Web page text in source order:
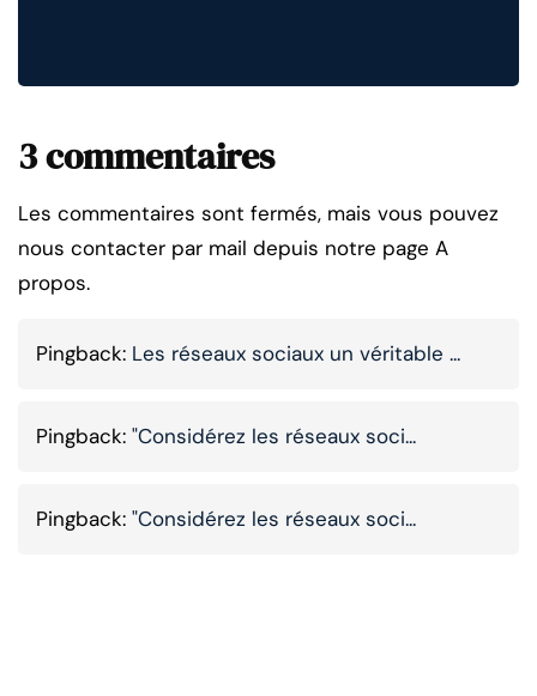
3 commentaires
Les commentaires sont fermés, mais vous pouvez
nous contacter par mail depuis notre page A
propos.
Pingback: Les réseaux sociaux un véritable ...
Pingback: "Considérez les réseaux soci...
Pingback: "Considérez les réseaux soci...